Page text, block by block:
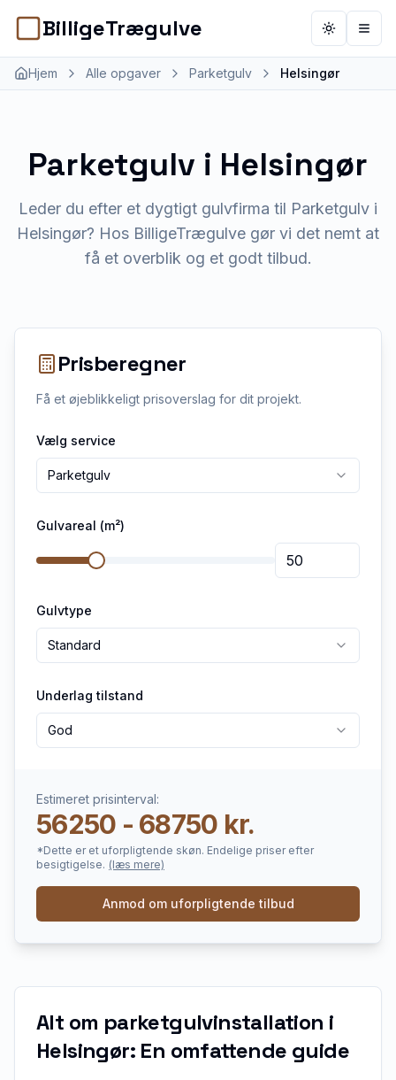
BilligeTrægulve ToggleÅbn
Hjem Alle opgaver Parketgulv Helsingør
Parketgulv i Helsingør
Leder du efter et dygtigt gulvfirma til Parketgulv i
Helsingør? Hos BilligeTrægulve gør vi det nemt at
få et overblik og et godt tilbud.
Prisberegner
Få et øjeblikkeligt prisoverslag for dit projekt.
Vælg service
Parketgulv
Gulvareal (m²)
Gulvtype
Standard
Underlag tilstand
God
Estimeret prisinterval:
56250 - 68750 kr.
*Dette er et uforpligtende skøn. Endelige priser efter
besigtigelse. (læs mere)
Anmod om uforpligtende tilbud
Alt om parketgulvinstallation i
Helsingør: En omfattende guide